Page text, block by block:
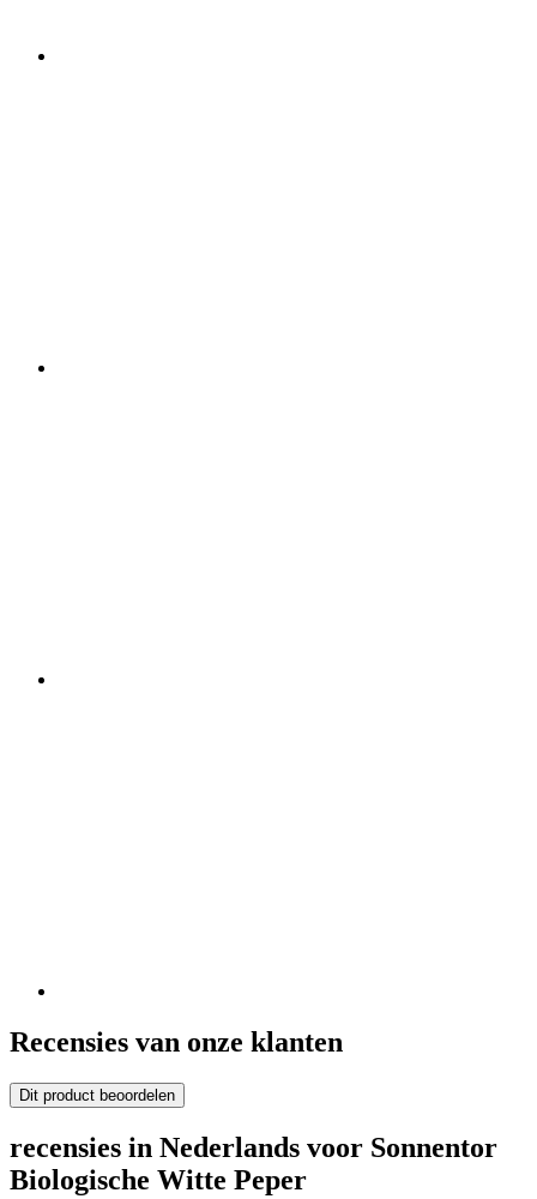
Recensies van onze klanten
Dit product beoordelen
recensies in Nederlands voor Sonnentor
Biologische Witte Peper